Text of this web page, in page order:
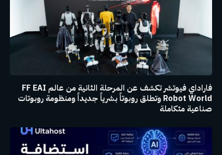
فاراداي فيوتشر تكشف عن المرحلة الثانية من عالم FF EAI
Robot World وتطلق روبوتاً بشرياً جديداً ومنظومة روبوتات
صناعية متكاملة